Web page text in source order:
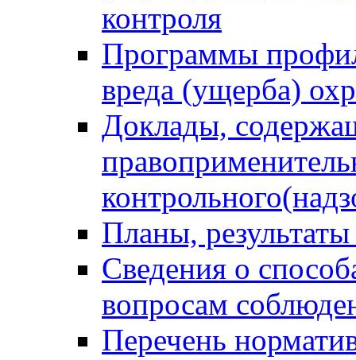
контроля
Программы
вреда (ущерба)
Доклады,
Планы,
Сведения о
вопросам
Перечень